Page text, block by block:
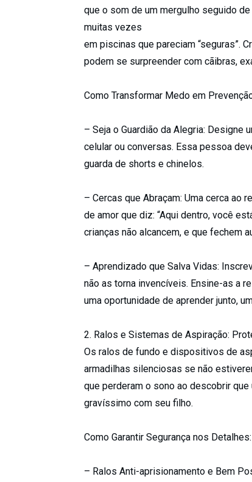
que o som de um mergulho seguido
muitas vezes
em piscinas que pareciam “seguras”.
podem se surpreender com cãibras,
Como Transformar Medo em
– Seja o Guardião da Alegria: Designe
celular ou conversas. Essa pessoa
guarda de shorts e chinelos.
– Cercas que Abraçam: Uma cerca ao
de amor que diz: “Aqui dentro, você
crianças não alcancem, e que fechem
– Aprendizado que Salva Vidas:
não as torna invencíveis. Ensine-as a
uma oportunidade de aprender junto,
2. Ralos e Sistemas de Aspiração:
Os ralos de fundo e dispositivos de
armadilhas silenciosas se não
que perderam o sono ao descobrir
gravíssimo com seu filho.
Como Garantir Segurança nos Detalhes:
– Ralos Anti-aprisionamento e Bem